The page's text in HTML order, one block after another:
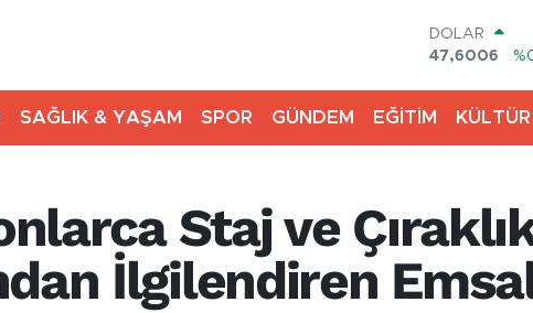
DOLAR
47,6006
STERLİN
64,2398
BİST100
13.768
%48
64.602,05
SAĞLIK & YAŞAM SPOR GÜNDEM EĞİTİM
Staj ve
İlgilendiren